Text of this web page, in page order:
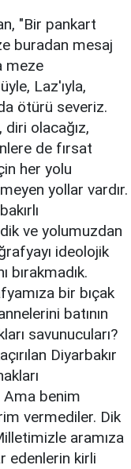
"Bir pankart
buradan mesaj
meze
Laz'ıyla,
ötürü severiz.
olacağız,
de fırsat
her yolu
yollar vardır.
ve yolumuzdan
ideolojik
bırakmadık.
bir bıçak
batının
savunucuları?
Diyarbakır
Ama benim
vermediler. Dik
aramıza
edenlerin kirli